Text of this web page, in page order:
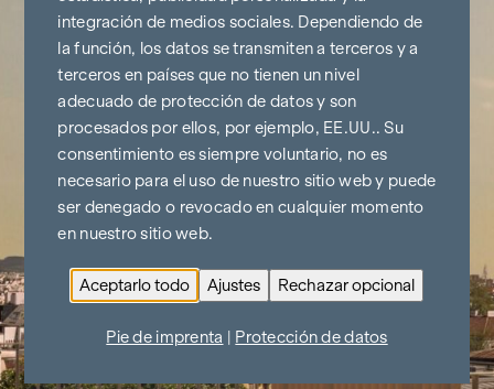
integración de medios sociales. Dependiendo de
la función, los datos se transmiten a terceros y a
terceros en países que no tienen un nivel
adecuado de protección de datos y son
procesados por ellos, por ejemplo, EE.UU.. Su
consentimiento es siempre voluntario, no es
necesario para el uso de nuestro sitio web y puede
ser denegado o revocado en cualquier momento
en nuestro sitio web.
Aceptarlo todo Ajustes Rechazar opcional
Pie de imprenta Protección de datos